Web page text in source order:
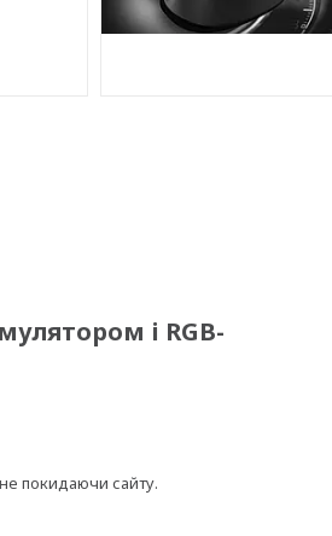
і RGB-
покидаючи сайту.